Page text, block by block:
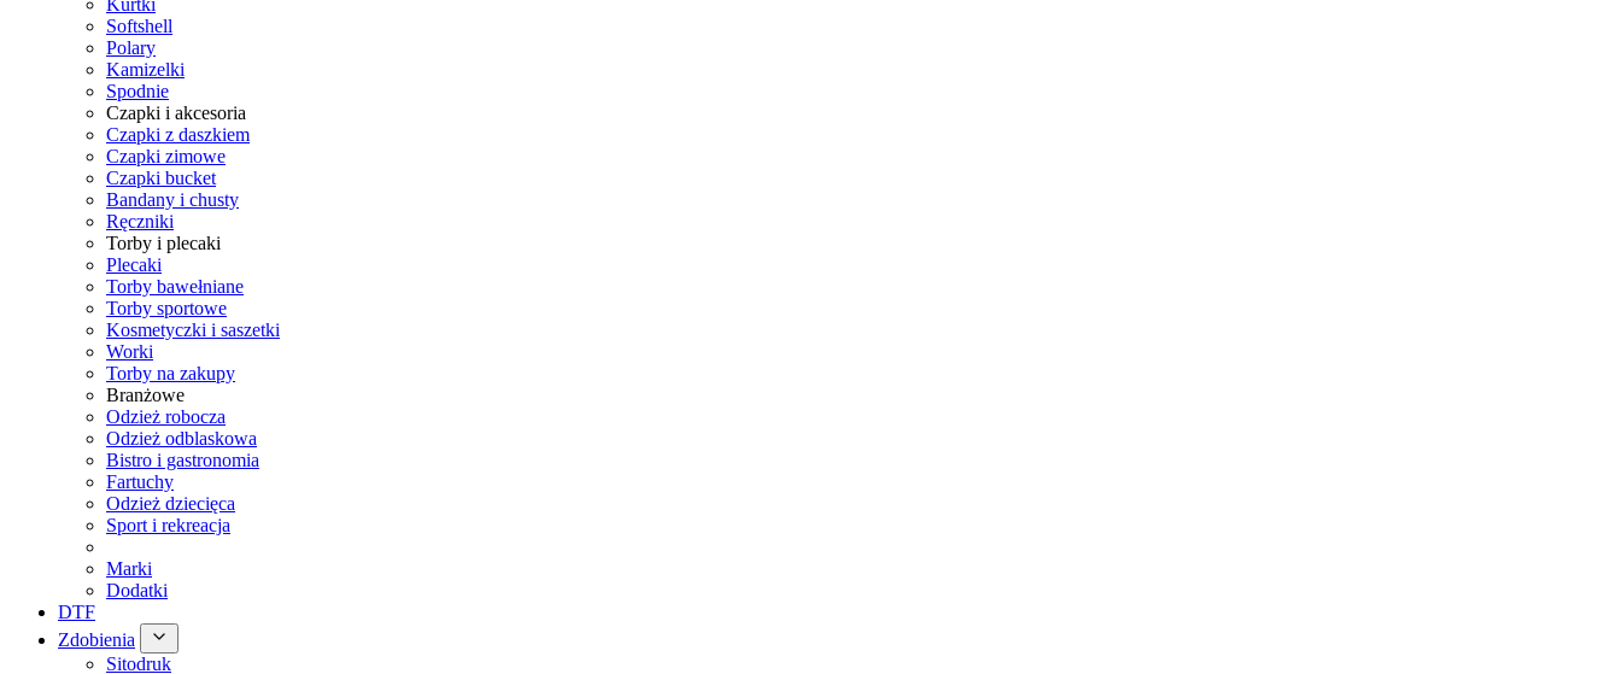
Softshell
Polary
Kamizelki
Spodnie
Czapki i akcesoria
Czapki z daszkiem
Czapki zimowe
Czapki bucket
Bandany i chusty
Ręczniki
Torby i plecaki
Plecaki
Torby bawełniane
Torby sportowe
Kosmetyczki i saszetki
Worki
Torby na zakupy
Branżowe
Odzież robocza
Odzież odblaskowa
Bistro i gastronomia
Fartuchy
Odzież dziecięca
Sport i rekreacja
Marki
Dodatki
DTF
Zdobienia
Sitodruk